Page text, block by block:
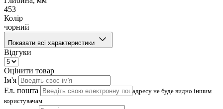
453
Колір
чорний
Показати всі характеристики
Відгуки
Оцінити товар
Ім'я
Ел. пошта
адресу не буде видно іншим
користувачам